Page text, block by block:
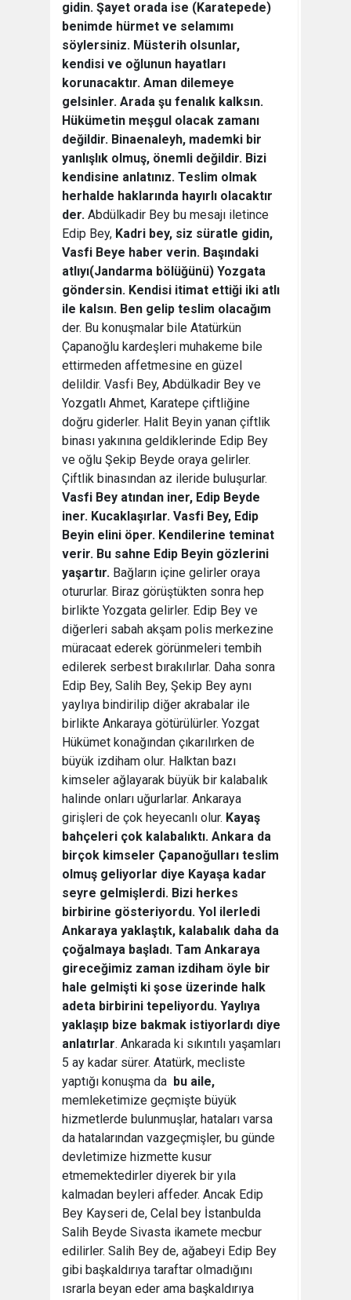
gidin. Şayet orada ise (Karatepede)
benimde hürmet ve selamımı
söylersiniz. Müsterih olsunlar,
kendisi ve oğlunun hayatları
korunacaktır. Aman dilemeye
gelsinler. Arada şu fenalık kalksın.
Hükümetin meşgul olacak zamanı
değildir. Binaenaleyh, mademki bir
yanlışlık olmuş, önemli değildir. Bizi
kendisine anlatınız. Teslim olmak
herhalde haklarında hayırlı olacaktır
der. Abdülkadir Bey bu mesajı iletince
Edip Bey, Kadri bey, siz süratle gidin,
Vasfi Beye haber verin. Başındaki
atlıyı(Jandarma bölüğünü) Yozgata
göndersin. Kendisi itimat ettiği iki atlı
ile kalsın. Ben gelip teslim olacağım
der. Bu konuşmalar bile Atatürkün
Çapanoğlu kardeşleri muhakeme bile
ettirmeden affetmesine en güzel
delildir. Vasfi Bey, Abdülkadir Bey ve
Yozgatlı Ahmet, Karatepe çiftliğine
doğru giderler. Halit Beyin yanan çiftlik
binası yakınına geldiklerinde Edip Bey
ve oğlu Şekip Beyde oraya gelirler.
Çiftlik binasından az ileride buluşurlar.
Vasfi Bey atından iner, Edip Beyde
iner. Kucaklaşırlar. Vasfi Bey, Edip
Beyin elini öper. Kendilerine teminat
verir. Bu sahne Edip Beyin gözlerini
yaşartır. Bağların içine gelirler oraya
otururlar. Biraz görüştükten sonra hep
birlikte Yozgata gelirler. Edip Bey ve
diğerleri sabah akşam polis merkezine
müracaat ederek görünmeleri tembih
edilerek serbest bırakılırlar. Daha sonra
Edip Bey, Salih Bey, Şekip Bey aynı
yaylıya bindirilip diğer akrabalar ile
birlikte Ankaraya götürülürler. Yozgat
Hükümet konağından çıkarılırken de
büyük izdiham olur. Halktan bazı
kimseler ağlayarak büyük bir kalabalık
halinde onları uğurlarlar. Ankaraya
girişleri de çok heyecanlı olur. Kayaş
bahçeleri çok kalabalıktı. Ankara da
birçok kimseler Çapanoğulları teslim
olmuş geliyorlar diye Kayaşa kadar
seyre gelmişlerdi. Bizi herkes
birbirine gösteriyordu. Yol ilerledi
Ankaraya yaklaştık, kalabalık daha da
çoğalmaya başladı. Tam Ankaraya
gireceğimiz zaman izdiham öyle bir
hale gelmişti ki şose üzerinde halk
adeta birbirini tepeliyordu. Yaylıya
yaklaşıp bize bakmak istiyorlardı diye
anlatırlar. Ankarada ki sıkıntılı yaşamları
5 ay kadar sürer. Atatürk, mecliste
yaptığı konuşma da  bu aile,
memleketimize geçmişte büyük
hizmetlerde bulunmuşlar, hataları varsa
da hatalarından vazgeçmişler, bu günde
devletimize hizmette kusur
etmemektedirler diyerek bir yıla
kalmadan beyleri affeder. Ancak Edip
Bey Kayseri de, Celal bey İstanbulda
Salih Beyde Sivasta ikamete mecbur
edilirler. Salih Bey de, ağabeyi Edip Bey
gibi başkaldırıya taraftar olmadığını
ısrarla beyan eder ama başkaldırıya